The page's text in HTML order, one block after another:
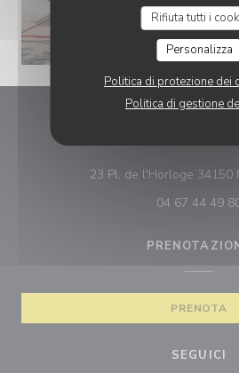
Rifiuta tutti i
Personalizza
Politica di protezione dei
Politica di gestione
23 Pl. de l'Horloge 34150
04 67 44 49
PRENOTA
SEGUICI